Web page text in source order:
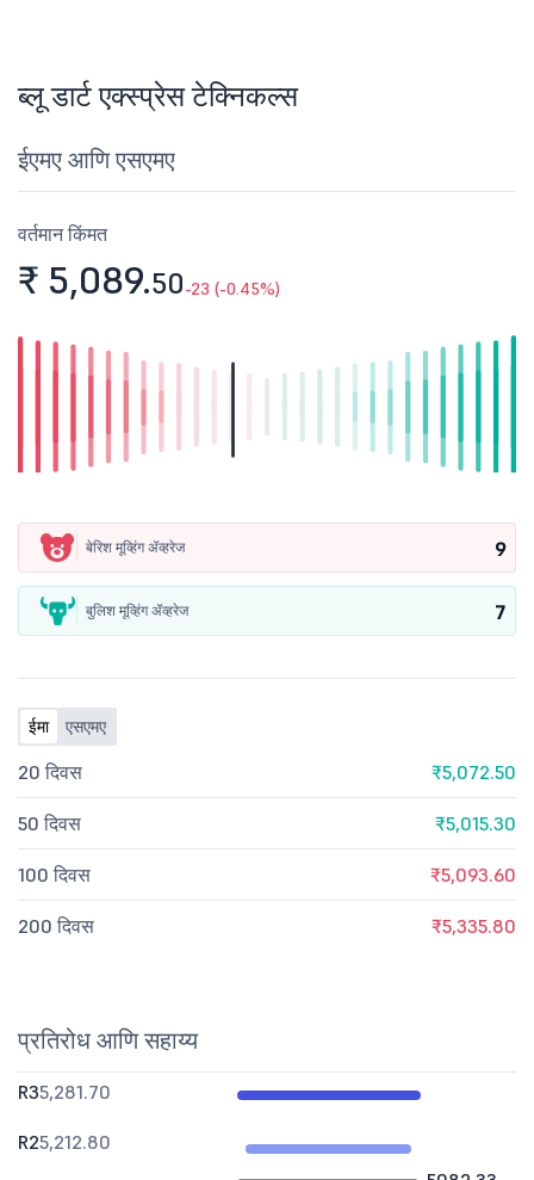
ब्लू डार्ट एक्स्प्रेस टेक्निकल्स
ईएमए आणि एसएमए
वर्तमान किंमत
₹ 5,089.50-23 (-0.45%)
बेरिश मूव्हिंग ॲव्हरेज 9
बुलिश मूव्हिंग ॲव्हरेज 7
ईमा एसएमए
20 दिवस ₹5,072.50
50 दिवस ₹5,015.30
100 दिवस ₹5,093.60
200 दिवस ₹5,335.80
प्रतिरोध आणि सहाय्य
R35,281.70
R25,212.80